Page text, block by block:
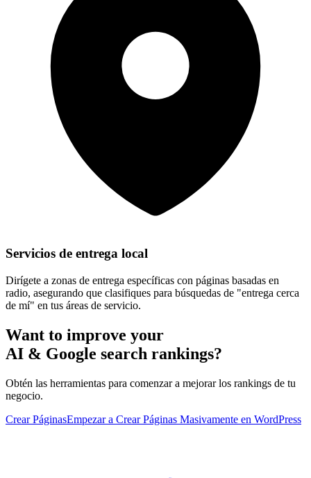
Servicios de entrega local
Dirígete a zonas de entrega específicas con páginas basadas en
radio, asegurando que clasifiques para búsquedas de "entrega cerca
de mí" en tus áreas de servicio.
Want to improve your
AI & Google search rankings?
Obtén las herramientas para comenzar a mejorar los rankings de tu
negocio.
Crear PáginasEmpezar a Crear Páginas Masivamente en WordPress